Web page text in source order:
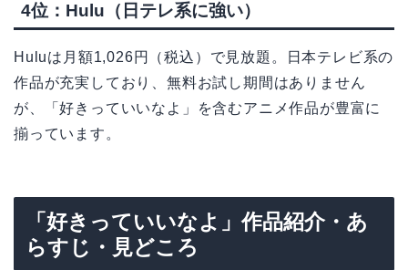
4位：Hulu（日テレ系に強い）
Huluは月額1,026円（税込）で見放題。日本テレビ系の
作品が充実しており、無料お試し期間はありません
が、「好きっていいなよ」を含むアニメ作品が豊富に
揃っています。
「好きっていいなよ」作品紹介・あ
らすじ・見どころ